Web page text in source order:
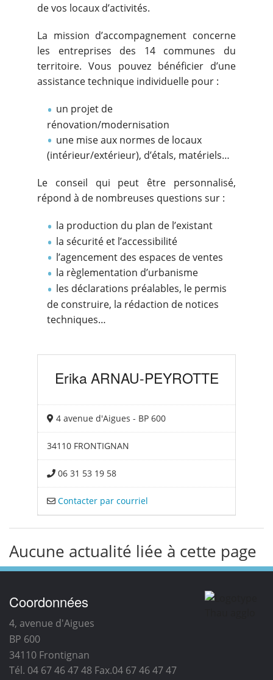
de vos locaux d’activités.
La mission d’accompagnement concerne
les entreprises des 14 communes du
territoire. Vous pouvez bénéficier d’une
assistance technique individuelle pour :
un projet de
rénovation/modernisation
une mise aux normes de locaux
(intérieur/extérieur), d’étals, matériels…
Le conseil qui peut être personnalisé,
répond à de nombreuses questions sur :
la production du plan de l’existant
la sécurité et l’accessibilité
l’agencement des espaces de ventes
la règlementation d’urbanisme
les déclarations préalables, le permis
de construire, la rédaction de notices
techniques…
Erika ARNAU-PEYROTTE
34110 FRONTIGNAN
Contacter par courriel
4 avenue d'Aigues - BP 600
06 31 53 19 58
Aucune actualité liée à cette page
Coordonnées
4, avenue d'Aigues
BP 600
34110 Frontignan
Tél. 04 67 46 47 48 Fax.04 67 46 47 47